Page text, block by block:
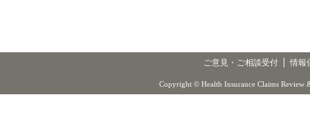
ご意見・ご相談受付 情報
Copyright © Health Insurance Claims Review